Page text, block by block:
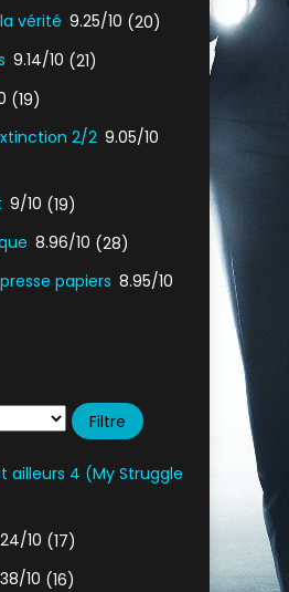
vérité 9.25/10 (20)
9.14/10 (21)
(19)
2/2 9.05/10
9/10 (19)
8.96/10 (28)
papiers 8.95/10
ailleurs 4 (My Struggle
10 (17)
10 (16)